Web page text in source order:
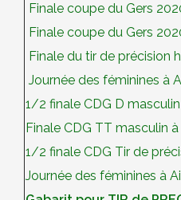
Finale coupe du Gers
Finale coupe du Gers
Finale du tir de précision
Journée des féminines à
1/2 finale CDG D
Finale CDG TT masculin
1/2 finale CDG Tir de
Journée des féminines à